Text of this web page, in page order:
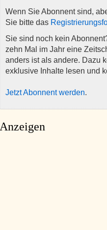
Wenn Sie Abonnent sind,
Sie bitte das
Sie sind noch kein
zehn Mal im Jahr eine
anders ist als andere. Dazu
exklusive Inhalte lesen und
Jetzt Abonnent werden.
Anzeigen